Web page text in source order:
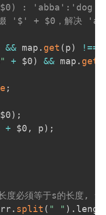
: 'abba':'dog
缀 '$' + $0，解决
&& map . get (p) !==
+ $0) && map . get
;
$0) ;
+ $0 , p) ;
必须等于s的长度
. split ( " " ) .